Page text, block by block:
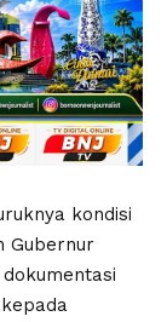
kondisi
Gubernur